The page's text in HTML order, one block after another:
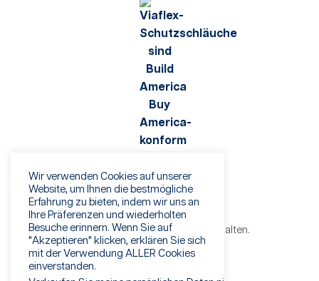
©2026 Viaflex. Alle Rechte vorbehalten.
Datenschutzbestimmungen
Wir verwenden Cookies auf unserer
Website, um Ihnen die bestmögliche
Erfahrung zu bieten, indem wir uns an
Ihre Präferenzen und wiederholten
Besuche erinnern. Wenn Sie auf
"Akzeptieren" klicken, erklären Sie sich
mit der Verwendung ALLER Cookies
einverstanden.